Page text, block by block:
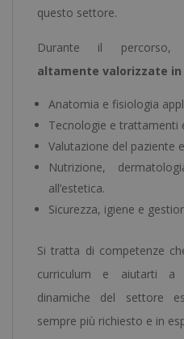
questo settore.
Durante il percorso,
altamente valorizzate
Anatomia e fisiologia
Tecnologie e trattamenti
Valutazione del paziente
Nutrizione,
all’estetica.
Sicurezza, igiene e
Si tratta di competenze
curriculum e aiutarti a
dinamiche del settore
sempre più richiesto e in